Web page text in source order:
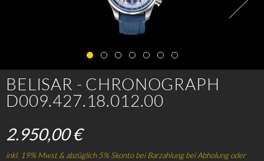
BELISAR - CHRONOGRAPH
D009.427.18.012.00
2.950,00 €
inkl. 19% Mwst & abzüglich 5% Skonto bei Barzahlung bei Abholung oder